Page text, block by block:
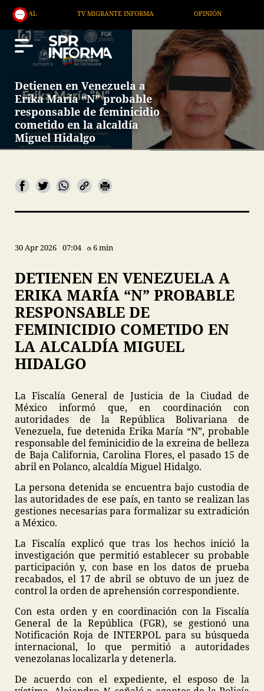
TV MIGRANTE INFORMA
Detienen en Venezuela a
Erika María “N” probable
responsable de feminicidio
cometido en la alcaldía
Miguel Hidalgo
30 Apr 2026 07:04 6 min
DETIENEN EN VENEZUELA A
ERIKA MARÍA “N” PROBABLE
RESPONSABLE DE
FEMINICIDIO COMETIDO EN
LA ALCALDÍA MIGUEL
HIDALGO
La Fiscalía General de Justicia de la Ciudad de
México informó que, en coordinación con
autoridades de la República Bolivariana de
Venezuela, fue detenida Erika María “N”, probable
responsable del feminicidio de la exreina de belleza
de Baja California, Carolina Flores, el pasado 15 de
abril en Polanco, alcaldía Miguel Hidalgo.
La persona detenida se encuentra bajo custodia de
las autoridades de ese país, en tanto se realizan las
gestiones necesarias para formalizar su extradición
a México.
La Fiscalía explicó que tras los hechos inició la
investigación que permitió establecer su probable
participación y, con base en los datos de prueba
recabados, el 17 de abril se obtuvo de un juez de
control la orden de aprehensión correspondiente.
Con esta orden y en coordinación con la Fiscalía
General de la República (FGR), se gestionó una
Notificación Roja de INTERPOL para su búsqueda
internacional, lo que permitió a autoridades
venezolanas localizarla y detenerla.
De acuerdo con el expediente, el esposo de la